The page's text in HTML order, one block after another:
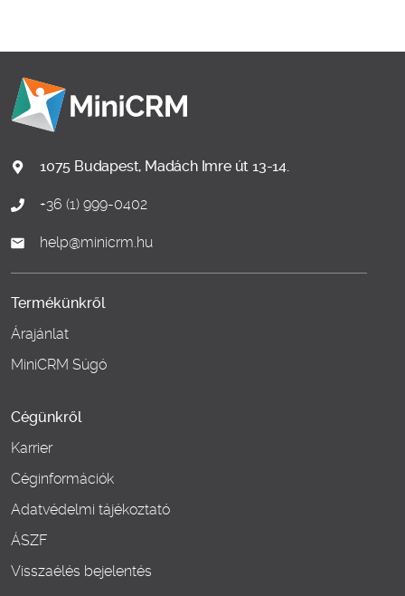
1075 Budapest, Madách Imre út 13-14.
+36 (1) 999-0402
help@minicrm.hu
Termékünkről
Árajánlat
MiniCRM Súgó
Cégünkről
Karrier
Céginformációk
Adatvédelmi tájékoztató
ÁSZF
Visszaélés bejelentés